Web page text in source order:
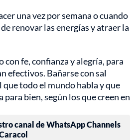
una vez por semana o cuando
renovar las energías y atraer la
con fe, confianza y alegría, para
efectivos. Bañarse con sal
todo el mundo habla y que
bien, según los que creen en
canal de WhatsApp Channels